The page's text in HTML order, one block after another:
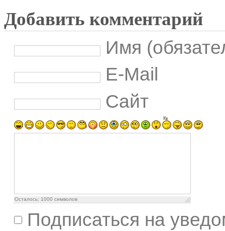
Добавить комментарий
Имя
E-Mail
Сайт
Осталось: 1000 символов
Подписаться на